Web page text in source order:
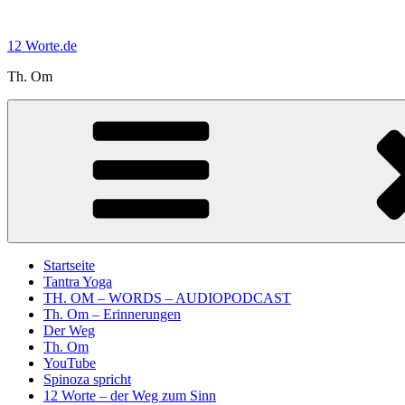
springen
12 Worte.de
Th. Om
Startseite
Tantra Yoga
TH. OM – WORDS – AUDIOPODCAST
Th. Om – Erinnerungen
Der Weg
Th. Om
YouTube
Spinoza spricht
12 Worte – der Weg zum Sinn